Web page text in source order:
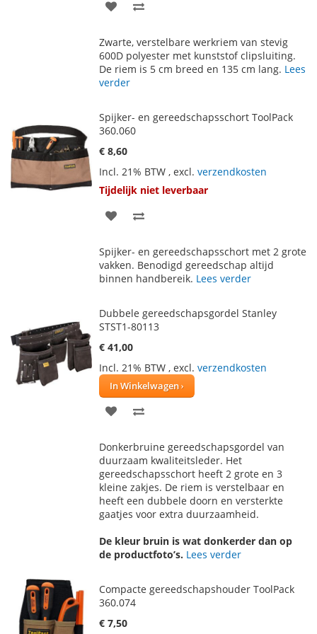
VOEG
AAN
VERLANGLIJST
TE
Zwarte, verstelbare werkriem van stevig
600D polyester met kunststof clipsluiting.
De riem is 5 cm breed en 135 cm lang. Lees
verder
Spijker- en gereedschapsschort ToolPack
360.060
€ 8,60
Incl. 21% BTW , excl. verzendkosten
Tijdelijk niet leverbaar
VOEG
AAN TE
Spijker- en gereedschapsschort met 2 grote
vakken. Benodigd gereedschap altijd
binnen handbereik. Lees verder
Dubbele gereedschapsgordel Stanley
STST1-80113
€ 41,00
Incl. 21% BTW , excl. verzendkosten
In Winkelwagen
VOEG
AAN
VERLANGLIJST
TE
VERGELIJKEN
Donkerbruine gereedschapsgordel van
duurzaam kwaliteitsleder. Het
gereedschapsschort heeft 2 grote en 3
kleine zakjes. De riem is verstelbaar en
heeft een dubbele doorn en versterkte
gaatjes voor extra duurzaamheid.
De kleur bruin is wat donkerder dan op
de productfoto’s. Lees verder
Compacte gereedschapshouder ToolPack
360.074
€ 7,50